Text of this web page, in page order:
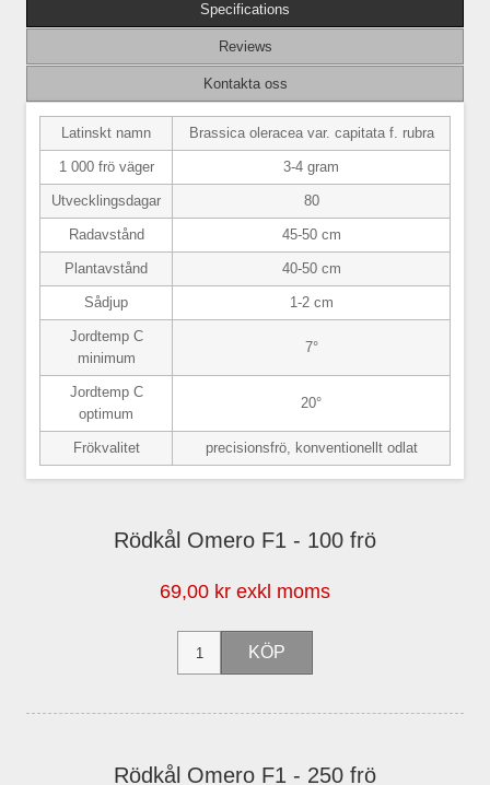
Specifications
Reviews
Kontakta oss
Latinskt namn Brassica oleracea var. capitata f. rubra
1 000 frö väger 3-4 gram
Utvecklingsdagar 80
Radavstånd 45-50 cm
Plantavstånd 40-50 cm
Sådjup 1-2 cm
Jordtemp C
minimum
7°
Jordtemp C
optimum
20°
Frökvalitet precisionsfrö, konventionellt odlat
Rödkål Omero F1 - 100 frö
69,00 kr exkl moms
Rödkål Omero F1 - 250 frö